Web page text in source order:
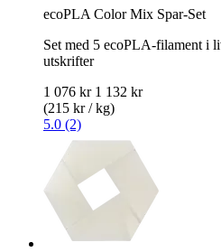
ecoPLA Color Mix Spar-Set
Set med 5 ecoPLA-filament i
utskrifter
1 076 kr 1 132 kr
(215 kr / kg)
5.0 (2)